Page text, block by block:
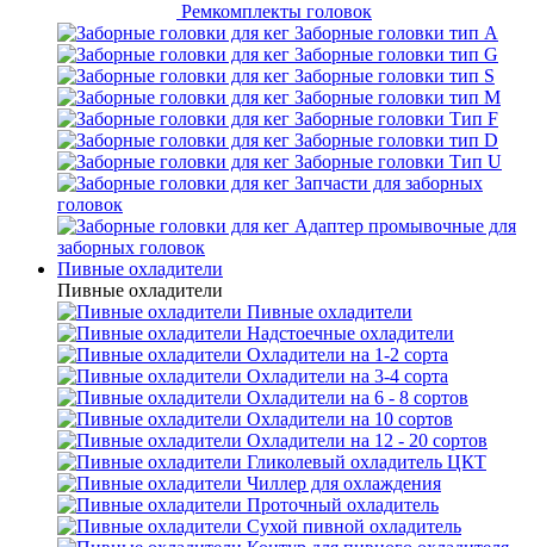
Ремкомплекты головок
Заборные головки тип А
Заборные головки тип G
Заборные головки тип S
Заборные головки тип М
Заборные головки Тип F
Заборные головки тип D
Заборные головки Тип U
Запчасти для заборных
головок
Адаптер промывочные для
заборных головок
Пивные охладители
Пивные охладители
Пивные охладители
Надстоечные охладители
Охладители на 1-2 сорта
Охладители на 3-4 сорта
Охладители на 6 - 8 сортов
Охладители на 10 сортов
Охладители на 12 - 20 сортов
Гликолевый охладитель ЦКТ
Чиллер для охлаждения
Проточный охладитель
Сухой пивной охладитель